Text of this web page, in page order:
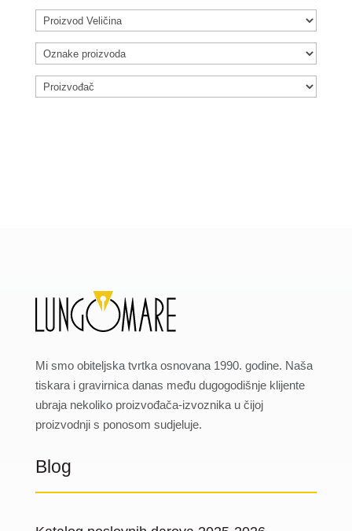
Mi smo obiteljska tvrtka osnovana 1990. godine. Naša
tiskara i gravirnica danas među dugogodišnje klijente
ubraja nekoliko proizvođača-izvoznika u čijoj
proizvodnji s ponosom sudjeluje.
Blog